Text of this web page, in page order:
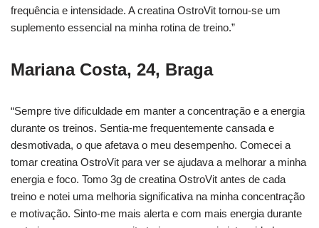
frequência e intensidade. A creatina OstroVit tornou-se um
suplemento essencial na minha rotina de treino.”
Mariana Costa, 24, Braga
“Sempre tive dificuldade em manter a concentração e a energia
durante os treinos. Sentia-me frequentemente cansada e
desmotivada, o que afetava o meu desempenho. Comecei a
tomar creatina OstroVit para ver se ajudava a melhorar a minha
energia e foco. Tomo 3g de creatina OstroVit antes de cada
treino e notei uma melhoria significativa na minha concentração
e motivação. Sinto-me mais alerta e com mais energia durante